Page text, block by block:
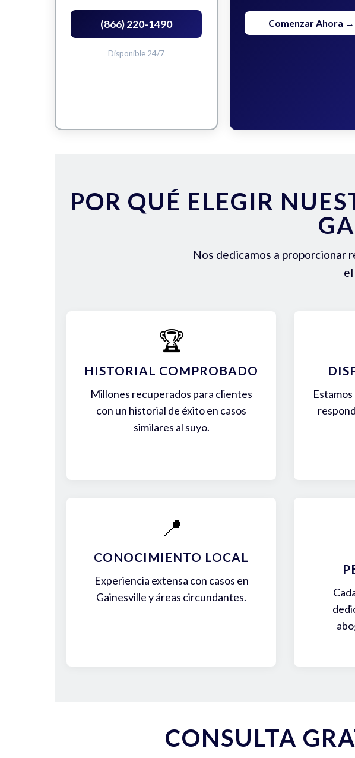
(866) 220-1490
Disponible 24/7
Comenzar Ahora →
POR QUÉ ELEGIR
Nos dedicamos a proporcionar
🏆
HISTORIAL COMPROBADO
Millones recuperados para clientes
con un historial de éxito en casos
similares al suyo.
📍
CONOCIMIENTO LOCAL
Experiencia extensa con casos en
Gainesville y áreas circundantes.
CONSULTA